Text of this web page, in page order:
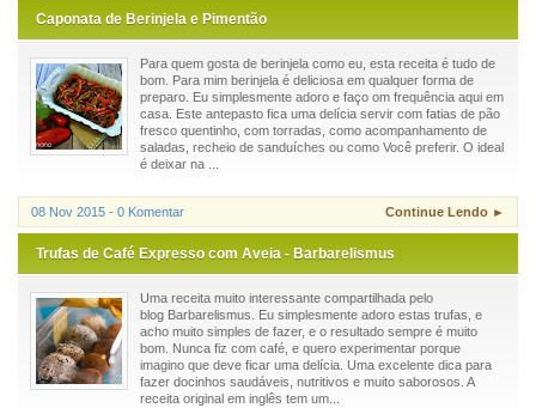
Caponata de Berinjela e Pimentão
Para quem gosta de berinjela como eu, esta receita é tudo de
bom. Para mim berinjela é deliciosa em qualquer forma de
preparo. Eu simplesmente adoro e faço om frequência aqui em
casa. Este antepasto fica uma delícia servir com fatias de pão
fresco quentinho, com torradas, como acompanhamento de
saladas, recheio de sanduíches ou como Você preferir. O ideal
é deixar na ...
08 Nov 2015 - 0 Komentar Continue Lendo ►
Trufas de Café Expresso com Aveia - Barbarelismus
Uma receita muito interessante compartilhada pelo
blog Barbarelismus. Eu simplesmente adoro estas trufas, e
acho muito simples de fazer, e o resultado sempre é muito
bom. Nunca fiz com café, e quero experimentar porque
imagino que deve ficar uma delícia. Uma excelente dica para
fazer docinhos saudáveis, nutritivos e muito saborosos. A
receita original em inglês tem um...